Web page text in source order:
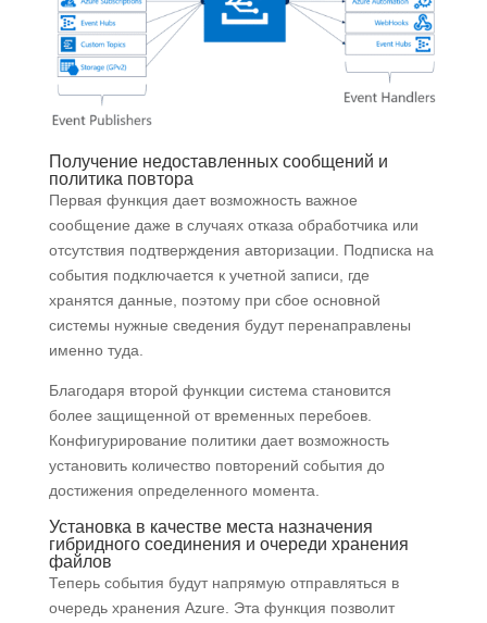
Получение недоставленных сообщений и
политика повтора
Первая функция дает возможность важное
сообщение даже в случаях отказа обработчика или
отсутствия подтверждения авторизации. Подписка на
события подключается к учетной записи, где
хранятся данные, поэтому при сбое основной
системы нужные сведения будут перенаправлены
именно туда.
Благодаря второй функции система становится
более защищенной от временных перебоев.
Конфигурирование политики дает возможность
установить количество повторений события до
достижения определенного момента.
Установка в качестве места назначения
гибридного соединения и очереди хранения
файлов
Теперь события будут напрямую отправляться в
очередь хранения Azure. Эта функция позволит